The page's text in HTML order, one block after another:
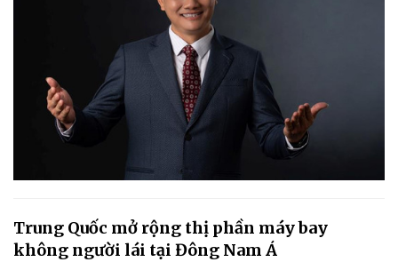
Trung Quốc mở rộng thị phần máy bay
không người lái tại Đông Nam Á